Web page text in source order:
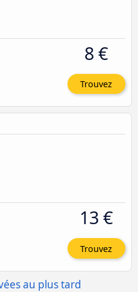
8 €
Trouvez
13 €
Trouvez
au plus tard